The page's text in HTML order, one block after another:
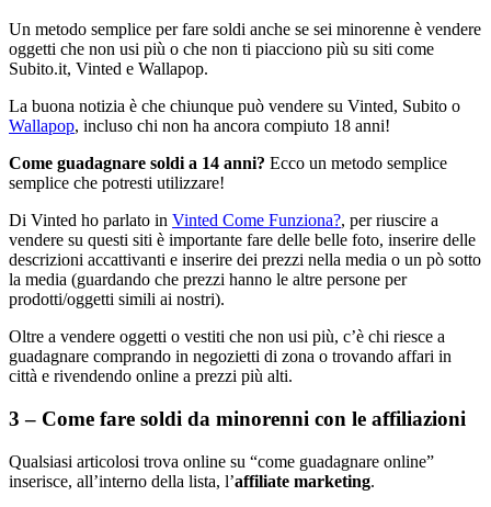
Un metodo semplice per fare soldi anche se sei minorenne è vendere
oggetti che non usi più o che non ti piacciono più su siti come
Subito.it, Vinted e Wallapop.
La buona notizia è che chiunque può vendere su Vinted, Subito o
Wallapop, incluso chi non ha ancora compiuto 18 anni!
Come guadagnare soldi a 14 anni? Ecco un metodo semplice
semplice che potresti utilizzare!
Di Vinted ho parlato in Vinted Come Funziona?, per riuscire a
vendere su questi siti è importante fare delle belle foto, inserire delle
descrizioni accattivanti e inserire dei prezzi nella media o un pò sotto
la media (guardando che prezzi hanno le altre persone per
prodotti/oggetti simili ai nostri).
Oltre a vendere oggetti o vestiti che non usi più, c’è chi riesce a
guadagnare comprando in negozietti di zona o trovando affari in
città e rivendendo online a prezzi più alti.
3 – Come fare soldi da minorenni con le affiliazioni
Qualsiasi articolosi trova online su “come guadagnare online”
inserisce, all’interno della lista, l’affiliate marketing.